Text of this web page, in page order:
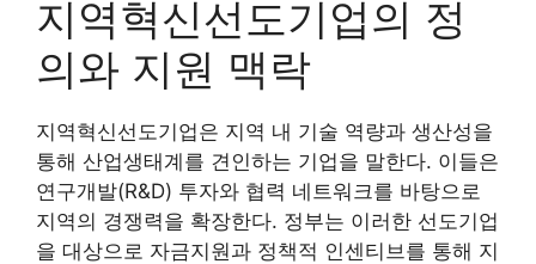
지역혁신선도기업의 정
의와 지원 맥락
지역혁신선도기업은 지역 내 기술 역량과 생산성을
통해 산업생태계를 견인하는 기업을 말한다. 이들은
연구개발(R&D) 투자와 협력 네트워크를 바탕으로
지역의 경쟁력을 확장한다. 정부는 이러한 선도기업
을 대상으로 자금지원과 정책적 인센티브를 통해 지